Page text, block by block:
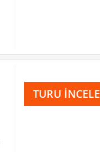
TURU İNCELE